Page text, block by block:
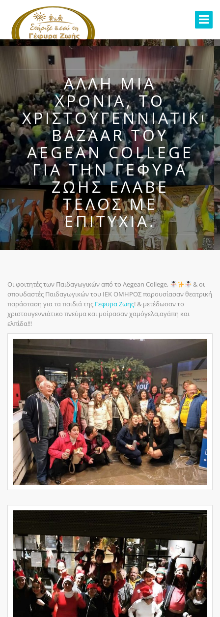
ΆΛΛΗ ΜΙΑ
ΧΡΟΝΙΆ, ΤΟ
ΧΡΙΣΤΟΥΓΕΝΝΙΆΤΙΚΟ
BAZAAR ΤΟΥ
AEGEAN COLLEGE
ΓΙΑ ΤΗΝ ΓΈΦΥΡΑ
ΖΩΉΣ ΈΛΑΒΕ
ΤΈΛΟΣ ΜΕ
ΕΠΙΤΥΧΊΑ.
Οι φοιτητές των Παιδαγωγικών από το Aegean College,
& οι
σπουδαστές Παιδαγωγικών του ΙΕΚ ΟΜΗΡΟΣ παρουσίασαν θεατρική
παράσταση για τα παιδιά της Γεφυρα Ζωης! & μετέδωσαν το
χριστουγεννιάτικο πνεύμα και μοίρασαν χαμόγελα,αγάπη και
ελπίδα!!!